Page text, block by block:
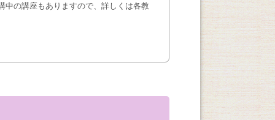
の講座もありますので、詳しくは各教